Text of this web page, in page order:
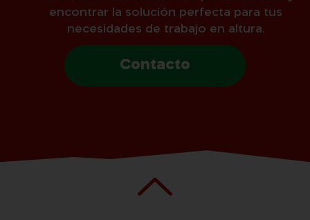
encontrar la solución perfecta para tus
necesidades de trabajo en altura.
Contacto